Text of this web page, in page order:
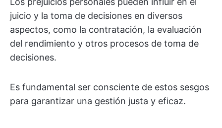
juicio y la toma de decisiones en diversos
aspectos, como la contratación, la evaluación
del rendimiento y otros procesos de toma de
decisiones.
Es fundamental ser consciente de estos sesgos
para garantizar una gestión justa y eficaz.